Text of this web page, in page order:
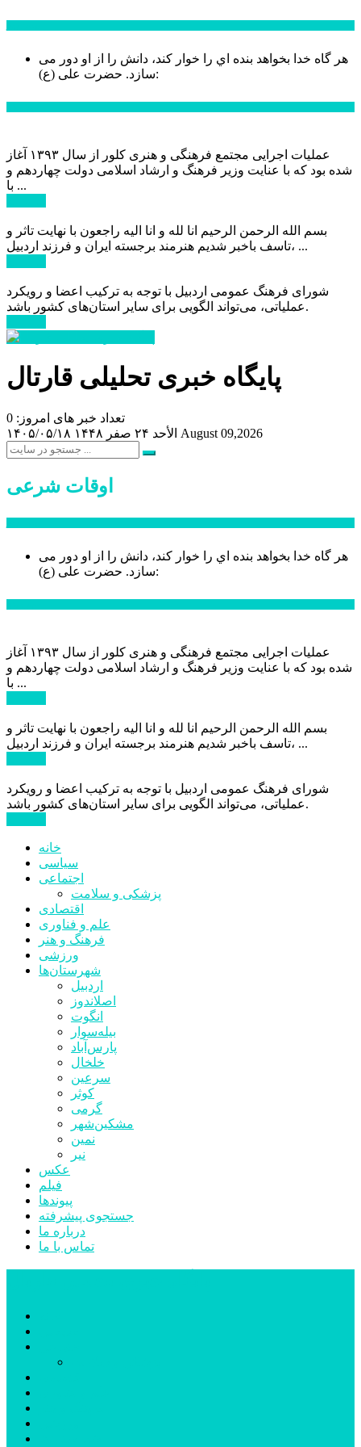
هر گاه خدا بخواهد بنده اي را خوار كند، دانش را از او دور می
سازد.حضرت علی (ع):
عملیات اجرایی مجتمع فرهنگی و هنری کلور از سال ۱۳۹۳ آغاز
شده بود که با عنایت وزیر فرهنگ و ارشاد اسلامی دولت چهاردهم و
با ...
بسم الله الرحمن الرحیم انا لله و انا الیه راجعون با نهایت تاثر و
تاسف باخبر شدیم هنرمند برجسته ایران و فرزند اردبیل، ...
شورای فرهنگ عمومی اردبیل با توجه به ترکیب اعضا و رویکرد
عملیاتی، می‌تواند الگویی برای سایر استان‌های کشور باشد.
پایگاه خبری تحلیلی قارتال
تعداد خبر های امروز: 0
۱۴۰۵/۰۵/۱۸
الأحد ۲۴ صفر ۱۴۴۸ August 09,2026
اوقات شرعی
هر گاه خدا بخواهد بنده اي را خوار كند، دانش را از او دور می
سازد.حضرت علی (ع):
عملیات اجرایی مجتمع فرهنگی و هنری کلور از سال ۱۳۹۳ آغاز
شده بود که با عنایت وزیر فرهنگ و ارشاد اسلامی دولت چهاردهم و
با ...
بسم الله الرحمن الرحیم انا لله و انا الیه راجعون با نهایت تاثر و
تاسف باخبر شدیم هنرمند برجسته ایران و فرزند اردبیل، ...
شورای فرهنگ عمومی اردبیل با توجه به ترکیب اعضا و رویکرد
عملیاتی، می‌تواند الگویی برای سایر استان‌های کشور باشد.
خانه
سیاسی
اجتماعی
پزشکی و سلامت
اقتصادی
علم و فناوری
فرهنگ و هنر
ورزشی
شهرستان‌ها
اردبیل
اصلاندوز
انگوت
بیله‌سوار
پارس‌آباد
خلخال
سرعین
کوثر
گرمی
مشکین‌شهر
نمین
نیر
عکس
فیلم
پیوندها
جستجوی پیشرفته
درباره ما
تماس با ما